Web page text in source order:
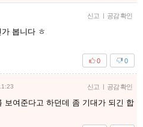
신고 | 공감 확인
봅니다 ㅎ
0
0
신고 | 공감 확인
보여준다고 하던데 좀 기대가 되긴 합